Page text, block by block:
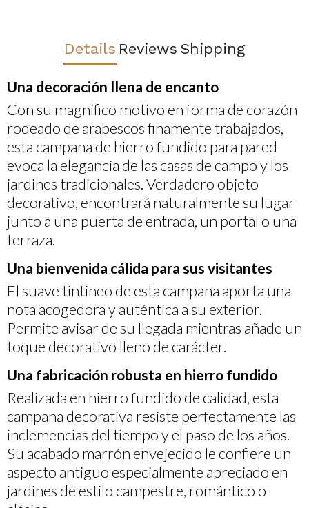
Details Reviews Shipping
Una decoración llena de encanto
Con su magnífico motivo en forma de corazón
rodeado de arabescos finamente trabajados,
esta campana de hierro fundido para pared
evoca la elegancia de las casas de campo y los
jardines tradicionales. Verdadero objeto
decorativo, encontrará naturalmente su lugar
junto a una puerta de entrada, un portal o una
terraza.
Una bienvenida cálida para sus visitantes
El suave tintineo de esta campana aporta una
nota acogedora y auténtica a su exterior.
Permite avisar de su llegada mientras añade un
toque decorativo lleno de carácter.
Una fabricación robusta en hierro fundido
Realizada en hierro fundido de calidad, esta
campana decorativa resiste perfectamente las
inclemencias del tiempo y el paso de los años.
Su acabado marrón envejecido le confiere un
aspecto antiguo especialmente apreciado en
jardines de estilo campestre, romántico o